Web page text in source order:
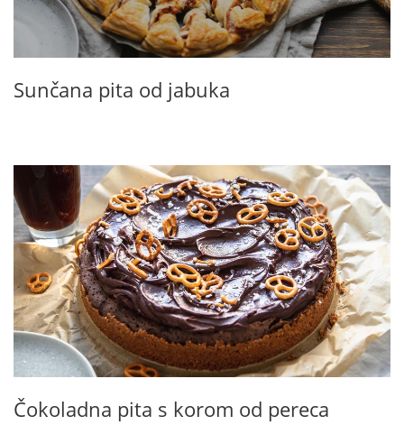
Sunčana pita od jabuka
Čokoladna pita s korom od pereca